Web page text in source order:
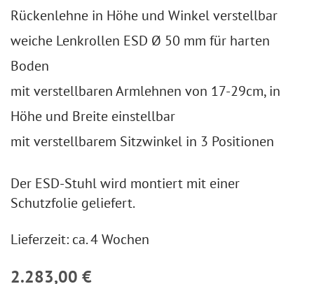
Rückenlehne in Höhe und Winkel verstellbar
weiche Lenkrollen ESD Ø 50 mm für harten
Boden
mit verstellbaren Armlehnen von 17-29cm, in
Höhe und Breite einstellbar
mit verstellbarem Sitzwinkel in 3 Positionen
Der ESD-Stuhl wird montiert mit einer
Schutzfolie geliefert.
Lieferzeit: ca. 4 Wochen
2.283,00 €